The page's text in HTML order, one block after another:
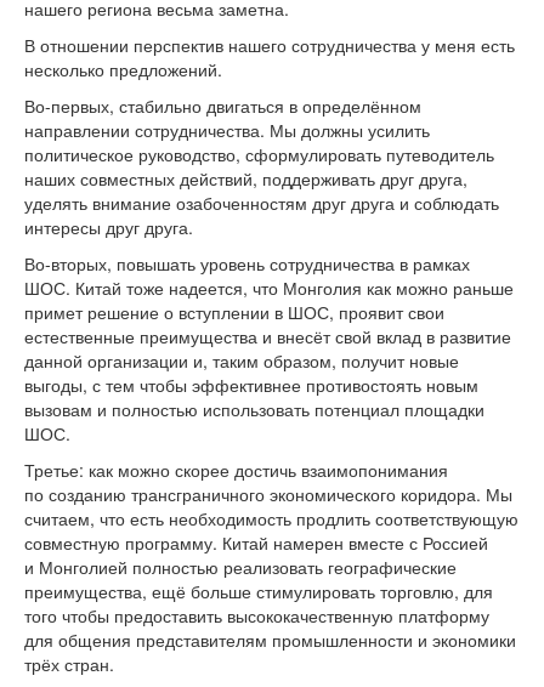
нашего региона весьма заметна.
В отношении перспектив нашего сотрудничества у меня есть
несколько предложений.
Во-первых, стабильно двигаться в определённом
направлении сотрудничества. Мы должны усилить
политическое руководство, сформулировать путеводитель
наших совместных действий, поддерживать друг друга,
уделять внимание озабоченностям друг друга и соблюдать
интересы друг друга.
Во-вторых, повышать уровень сотрудничества в рамках
ШОС. Китай тоже надеется, что Монголия как можно раньше
примет решение о вступлении в ШОС, проявит свои
естественные преимущества и внесёт свой вклад в развитие
данной организации и, таким образом, получит новые
выгоды, с тем чтобы эффективнее противостоять новым
вызовам и полностью использовать потенциал площадки
ШОС.
Третье: как можно скорее достичь взаимопонимания
по созданию трансграничного экономического коридора. Мы
считаем, что есть необходимость продлить соответствующую
совместную программу. Китай намерен вместе с Россией
и Монголией полностью реализовать географические
преимущества, ещё больше стимулировать торговлю, для
того чтобы предоставить высококачественную платформу
для общения представителям промышленности и экономики
трёх стран.